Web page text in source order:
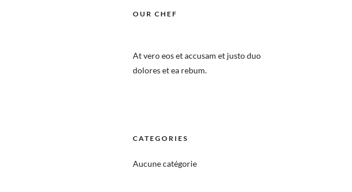
OUR CHEF
At vero eos et accusam et justo duo
dolores et ea rebum.
CATEGORIES
Aucune catégorie